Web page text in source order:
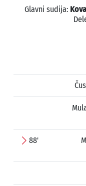
Glavni sudija:
88'